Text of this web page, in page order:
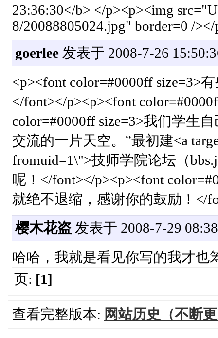
23:36:30</b> </p><p><img
8/20088805024.jpg" border=0 /></
goerlee发表于 2008-7-26
<p><font color=#0000ff size=3>
</font></p><p><font
color=#0000ff size=3>我们学生
交流的一片天空。”最初建<a
fromuid=1\">技师学院论坛（
呢！</font></p><p><font
就绝不退缩，感谢你的鼓励！</
樱木花盗 发表于 2008-7-29
哈哈，我就是看见你写的我才也
页: [1]
查看完整版本: 网站历史（不断